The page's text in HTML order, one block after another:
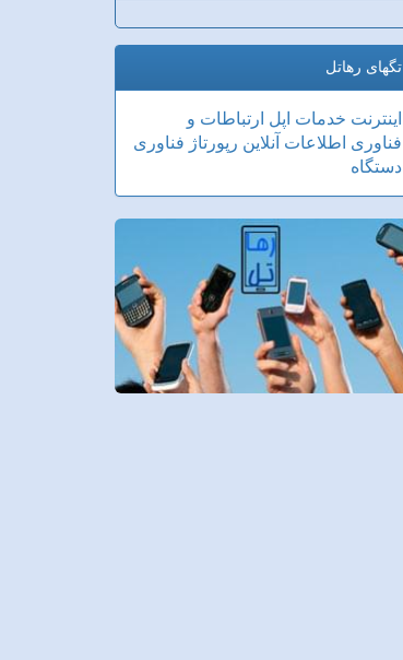
تگهای رهاتل
اینترنت خدمات اپل ارتباطات و
فناوری اطلاعات آنلاین رپورتاژ فناوری
دستگاه